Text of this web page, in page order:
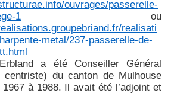
ouvrages/passerelle-
1 ou
realisati
metal/237-passerelle-de-
a été Conseiller Général
centriste) du canton de Mulhouse
à 1988. Il avait été l’adjoint et